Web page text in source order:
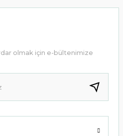
veya görüntülenemiyor.
pahalı.
olmalı.
olmak için e-bültenimize